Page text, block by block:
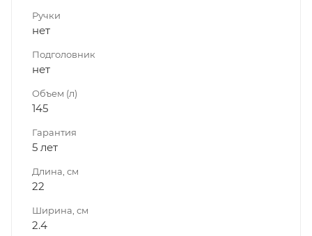
Ручки
нет
Подголовник
нет
Объем (л)
145
Гарантия
5 лет
Длина, см
22
Ширина, см
2.4